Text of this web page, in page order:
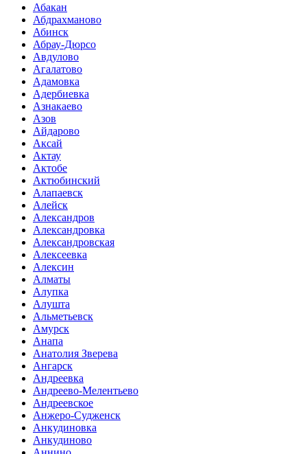
Абакан
Абдрахманово
Абинск
Абрау-Дюрсо
Авдулово
Агалатово
Адамовка
Адербиевка
Азнакаево
Азов
Айдарово
Аксай
Актау
Актобе
Актюбинский
Алапаевск
Алейск
Александров
Александровка
Александровская
Алексеевка
Алексин
Алматы
Алупка
Алушта
Альметьевск
Амурск
Анапа
Анатолия Зверева
Ангарск
Андреевка
Андреево-Мелентьево
Андреевское
Анжеро-Судженск
Анкудиновка
Анкудиново